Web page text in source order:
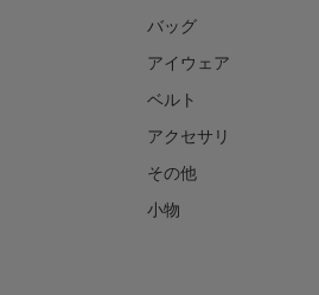
バッグ
アイウェア
ベルト
アクセサリ
その他
小物